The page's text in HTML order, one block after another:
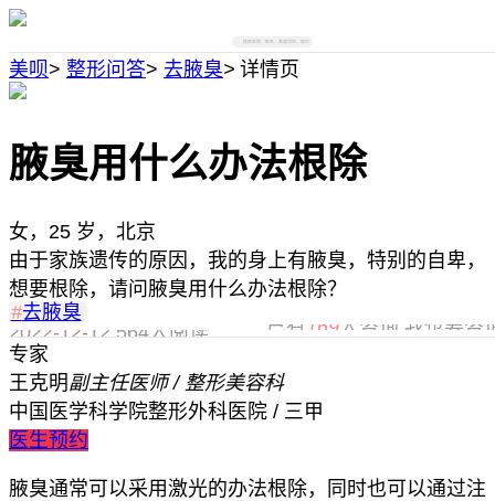
搜索医院、医生、美容项目、部位
美呗> 整形问答> 去腋臭> 详情页
腋臭用什么办法根除
女，25 岁，北京
由于家族遗传的原因，我的身上有腋臭，特别的自卑，
想要根除，请问腋臭用什么办法根除？
#去腋臭
已有 169 人咨询,我也要咨
2022-12-12564人阅读
专家
王克明副主任医师 / 整形美容科
中国医学科学院整形外科医院 / 三甲
医生预约
腋臭通常可以采用激光的办法根除，同时也可以通过注